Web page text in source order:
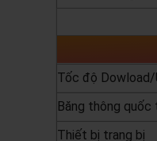
Tốc độ Dowload/
Băng thông
Thiết bị trang bị